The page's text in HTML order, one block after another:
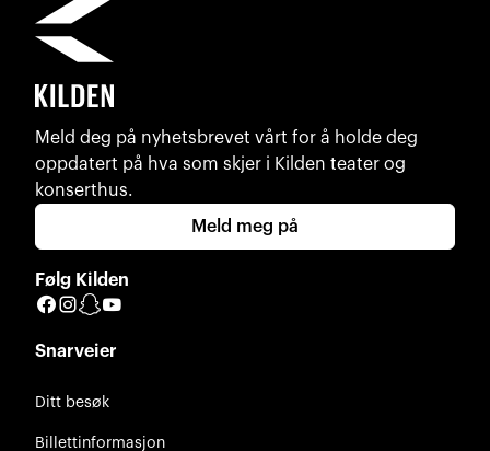
Meld deg på nyhetsbrevet vårt for å holde deg
oppdatert på hva som skjer i Kilden teater og
konserthus.
Meld meg på
Følg Kilden
Facebook
Instagram
Snapchat
Snarveier
Ditt besøk
Billettinformasjon